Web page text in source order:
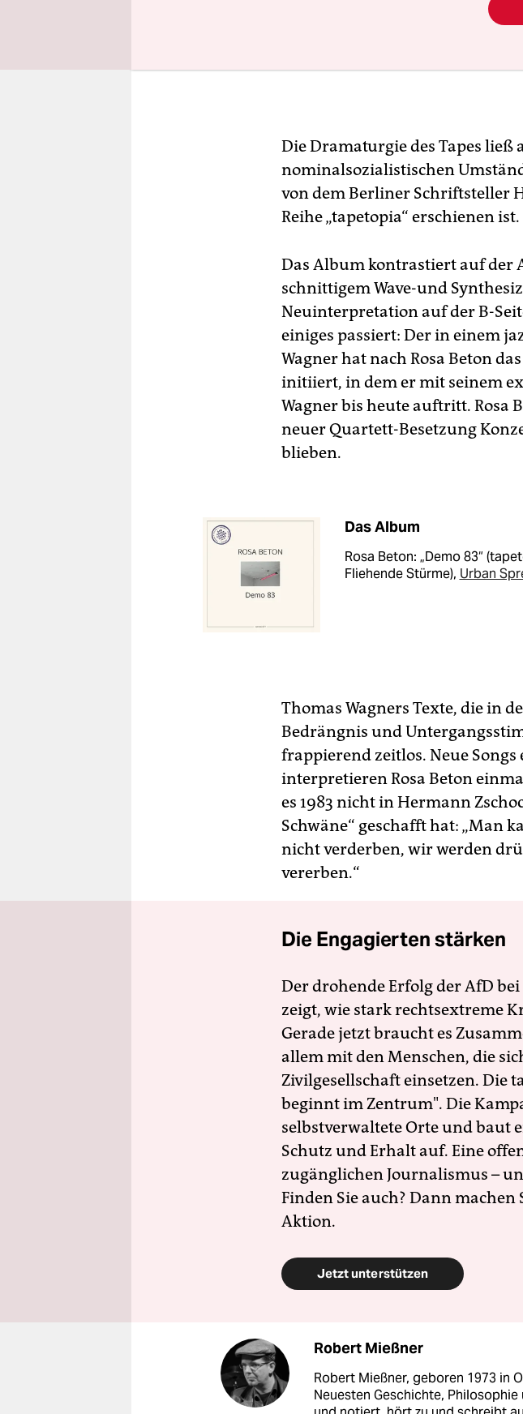
Die Dramaturgie des Tapes
nominalsozialistischen
von dem Berliner Schriftsteller
Reihe „tapetopia“ erschienen ist.
Das Album kontrastiert auf der
schnittigem Wave-und
Neuinterpretation auf der B-
einiges passiert: Der in einem
Wagner hat nach Rosa Beton
initiiert, in dem er mit seinem
Wagner bis heute auftritt. Rosa
neuer Quartett-Besetzung
blieben.
Das Album
Rosa Beton: „Demo 83“
Fliehende Stürme), Urban
Thomas Wagners Texte, die in
Bedrängnis und
frappierend zeitlos. Neue
interpretieren Rosa Beton
es 1983 nicht in Hermann
Schwäne“ geschafft hat: „Man
nicht verderben, wir werden
vererben.“
Die Engagierten stärken
Der drohende Erfolg der AfD
zeigt, wie stark rechtsextreme
Gerade jetzt braucht es
allem mit den Menschen, die
Zivilgesellschaft einsetzen. Die
beginnt im Zentrum". Die
selbstverwaltete Orte und baut
Schutz und Erhalt auf. Eine
zugänglichen Journalismus –
Finden Sie auch? Dann
Aktion.
Jetzt unterstützen
Robert Mießner
Robert Mießner, geboren 1973 in
Neuesten Geschichte,